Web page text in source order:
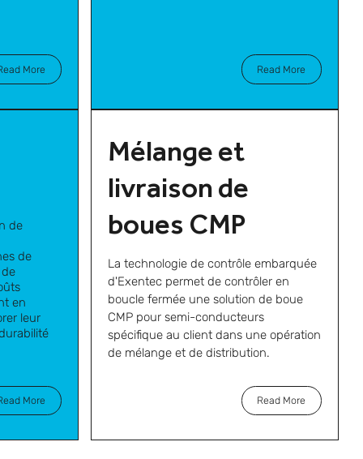
More Read More
de
de
en
leur
More
Mélange et
livraison de
boues CMP
La technologie de contrôle embarquée
d'Exentec permet de contrôler en
boucle fermée une solution de boue
CMP pour semi-conducteurs
spécifique au client dans une opération
de mélange et de distribution.
Read More